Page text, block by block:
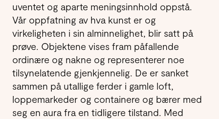
uventet og aparte meningsinnhold oppstå.
Vår oppfatning av hva kunst er og
virkeligheten i sin alminnelighet, blir satt på
prøve. Objektene vises fram påfallende
ordinære og nakne og representerer noe
tilsynelatende gjenkjennelig. De er sanket
sammen på utallige ferder i gamle loft,
loppemarkeder og containere og bærer med
seg en aura fra en tidligere tilstand. Med